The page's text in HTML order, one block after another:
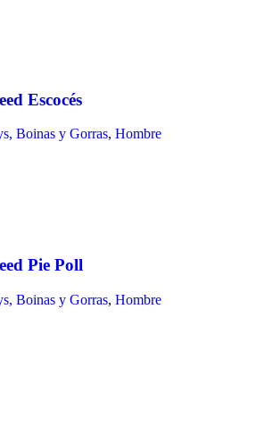
Escocés
Boinas y Gorras, Hombre
Pie Poll
Boinas y Gorras, Hombre